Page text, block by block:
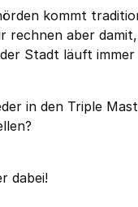
kommt
rechnen aber
Stadt läuft immer
in den Triple
dabei!